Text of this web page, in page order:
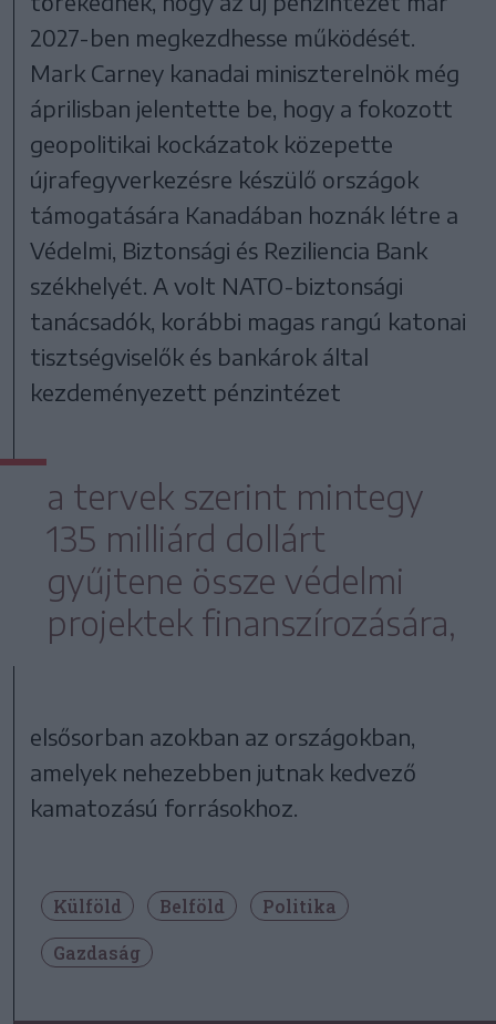
2027-ben megkezdhesse működését.
Mark Carney kanadai miniszterelnök még
áprilisban jelentette be, hogy a fokozott
geopolitikai kockázatok közepette
újrafegyverkezésre készülő országok
támogatására Kanadában hoznák létre a
Védelmi, Biztonsági és Reziliencia Bank
székhelyét. A volt NATO-biztonsági
tanácsadók, korábbi magas rangú katonai
tisztségviselők és bankárok által
kezdeményezett pénzintézet
a tervek szerint mintegy
135 milliárd dollárt
gyűjtene össze védelmi
projektek finanszírozására,
elsősorban azokban az országokban,
amelyek nehezebben jutnak kedvező
kamatozású forrásokhoz.
Külföld Belföld
Politika
Gazdaság